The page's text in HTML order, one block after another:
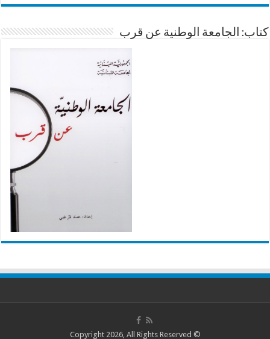
كتاب: الجامعة الوطنية عن قرب
© Copyright 2026, All Rights Reserved